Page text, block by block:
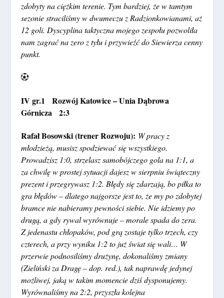
zdobyty na ciężkim terenie. Tym bardziej, że w tamtym
sezonie straciliśmy w dwumeczu z Radzionkowianami, aż
12 goli. Dyscyplina taktyczna mojego zespołu pozwoliła
nam zagrać na zero z tyłu i przywieźć do Siewierza cenny
punkt.
IV gr.1 Rozwój Katowice – Unia Dąbrowa
Górnicza 2:3
Rafał Bosowski (trener Rozwoju): W pracy z
młodzieżą, musisz spodziewać się wszystkiego.
Prowadzisz 1:0, strzelasz samobójczego gola na 1:1, a
za chwilę w prostej sytuacji dajesz w sierpniu świąteczny
prezent i przegrywasz 1:2. Błędy się zdarzają, bo piłka to
gra błędów – dlatego najgorsze jest to, że my po zdobytej
bramce nie nabieramy pewności siebie. Nie idziemy po
drugą, a gdy rywal wyrównuje – morale spada do zera.
Z jedenastu chłopaków, pod grą zostaje tylko trzech, czy
czterech, a przy wyniku 1:2 to już świat się wali… W
przerwie podnosiliśmy drużynę, dokonaliśmy zmiany
(Zieliński za Dragę – dop. red.), tak naprawdę jedynej
możliwej, jaką w takim momencie dziś dysponujemy.
Wyrównaliśmy na 2:2, przyszła kolejna